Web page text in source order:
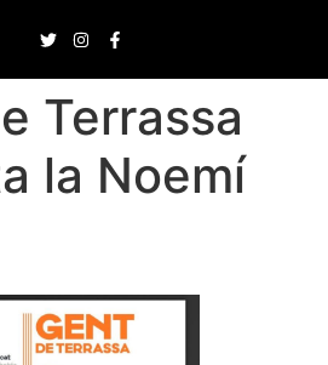
Terrassa
la Noemí